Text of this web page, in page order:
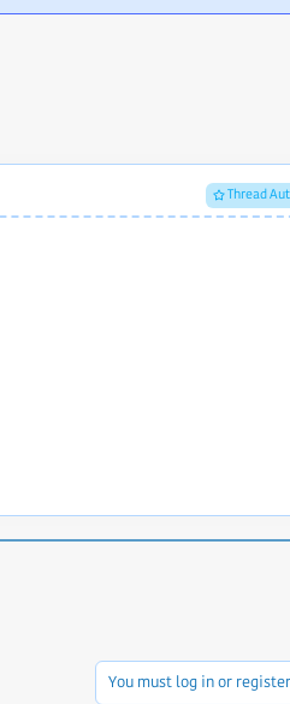
Thread
You must log in or